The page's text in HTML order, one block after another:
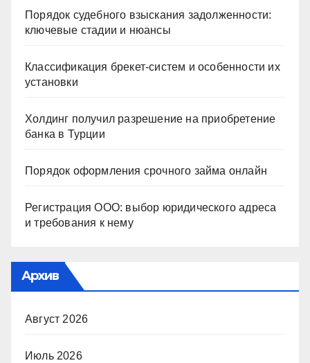
Порядок судебного взыскания задолженности:
ключевые стадии и нюансы
Классификация брекет-систем и особенности их
установки
Холдинг получил разрешение на приобретение
банка в Турции
Порядок оформления срочного займа онлайн
Регистрация ООО: выбор юридического адреса
и требования к нему
Архив
Август 2026
Июль 2026